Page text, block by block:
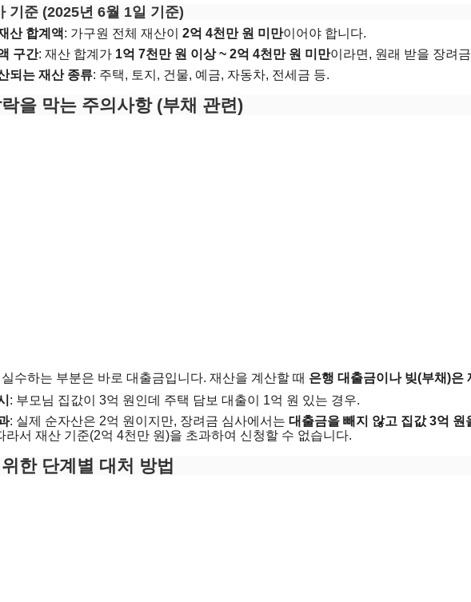
기준 (2025년 6월 1일 기준)
산 합계액: 가구원 전체 재산이 2억 4천만 원 미만이어야 합니다.
구간: 재산 합계가 1억 7천만 원 이상 ~ 2억 4천만 원 미만이라면, 원래 받을 장려
되는 재산 종류: 주택, 토지, 건물, 예금, 자동차, 전세금 등.
을 막는 주의사항 (부채 관련)
수하는 부분은 바로 대출금입니다. 재산을 계산할 때 은행 대출금이나 빚(부채)은
: 부모님 집값이 3억 원인데 주택 담보 대출이 1억 원 있는 경우.
: 실제 순자산은 2억 원이지만, 장려금 심사에서는 대출금을 빼지 않고 집값 3억 원
라서 재산 기준(2억 4천만 원)을 초과하여 신청할 수 없습니다.
한 단계별 대처 방법